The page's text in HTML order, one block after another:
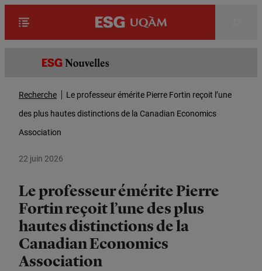
Recherche
Le professeur émérite Pierre Fortin reçoit l’une
des plus hautes distinctions de la Canadian Economics
Association
22 juin 2026
Le professeur émérite Pierre
Fortin reçoit l’une des plus
hautes distinctions de la
Canadian Economics
Association